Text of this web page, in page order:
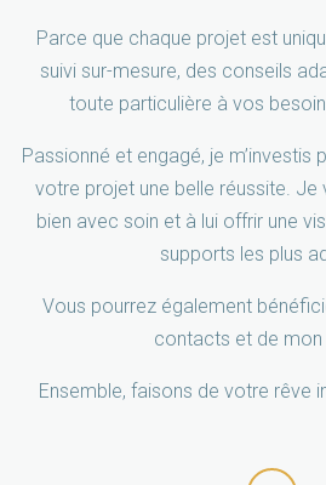
Parce que chaque projet est
suivi sur-mesure, des conseils
toute particulière à vos
Passionné et engagé, je m’investis
votre projet une belle réussite. Je
bien avec soin et à lui offrir une
supports les plus
Vous pourrez également
contacts et de mon
Ensemble, faisons de votre rêve